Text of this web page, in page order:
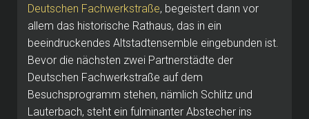
Deutschen Fachwerkstraße, begeistert dann vor
allem das historische Rathaus, das in ein
beeindruckendes Altstadtensemble eingebunden ist.
Bevor die nächsten zwei Partnerstädte der
Deutschen Fachwerkstraße auf dem
Besuchsprogramm stehen, nämlich Schlitz und
Lauterbach, steht ein fulminanter Abstecher ins